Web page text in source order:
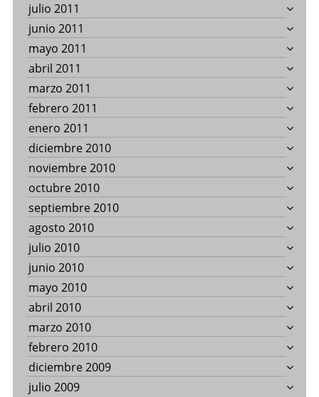
julio 2011
junio 2011
mayo 2011
abril 2011
marzo 2011
febrero 2011
enero 2011
diciembre 2010
noviembre 2010
octubre 2010
septiembre 2010
agosto 2010
julio 2010
junio 2010
mayo 2010
abril 2010
marzo 2010
febrero 2010
diciembre 2009
julio 2009